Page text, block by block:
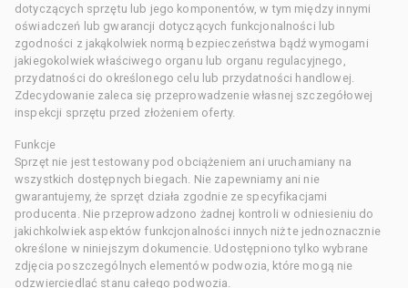
dotyczących sprzętu lub jego komponentów, w tym między innymi
oświadczeń lub gwarancji dotyczących funkcjonalności lub
zgodności z jakąkolwiek normą bezpieczeństwa bądź wymogami
jakiegokolwiek właściwego organu lub organu regulacyjnego,
przydatności do określonego celu lub przydatności handlowej.
Zdecydowanie zaleca się przeprowadzenie własnej szczegółowej
inspekcji sprzętu przed złożeniem oferty.
Funkcje
Sprzęt nie jest testowany pod obciążeniem ani uruchamiany na
wszystkich dostępnych biegach. Nie zapewniamy ani nie
gwarantujemy, że sprzęt działa zgodnie ze specyfikacjami
producenta. Nie przeprowadzono żadnej kontroli w odniesieniu do
jakichkolwiek aspektów funkcjonalności innych niż te jednoznacznie
określone w niniejszym dokumencie. Udostępniono tylko wybrane
zdjęcia poszczególnych elementów podwozia, które mogą nie
odzwierciedlać stanu całego podwozia.